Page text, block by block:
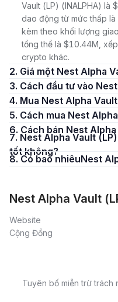
Vault (LP) (INALPHA)
dao động từ mức thấp
kèm theo khối lượng
tổng thể là $10.44M,
crypto khác.
2. Giá một Nest Alpha
3. Cách đầu tư vào
4. Mua Nest Alpha
5. Cách mua Nest
6. Cách bán Nest
7. Nest Alpha Vault (LP) có phải là khoản đầu tư
tốt không?
8. Có bao nhiêuNest
Nest Alpha Vault
Website
Cộng Đồng
Tuyên bố miễn trừ trách